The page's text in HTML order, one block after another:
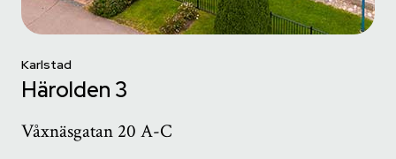
Karlstad
Härolden 3
Våxnäsgatan 20 A-C